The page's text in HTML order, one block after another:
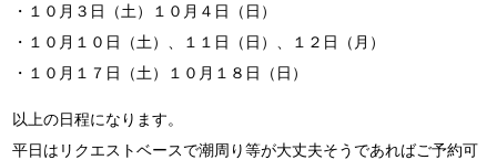
・１０月３日（土）１０月４日（日）
・１０月１０日（土）、１１日（日）、１２日（月）
・１０月１７日（土）１０月１８日（日）
以上の日程になります。
平日はリクエストベースで潮周り等が大丈夫そうであればご予約可